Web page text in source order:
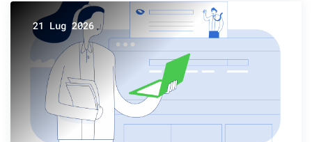
21 Lug 2026